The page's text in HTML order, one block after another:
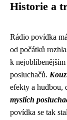
Historie a
Rádio povídka
od počátků
k
posluchačů.
efekty a hudbou,
myslích
povídka se tak